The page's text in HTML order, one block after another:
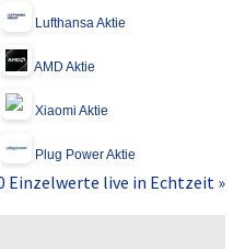
Lufthansa Aktie
AMD Aktie
Xiaomi Aktie
Plug Power Aktie
Einzelwerte live in Echtzeit »